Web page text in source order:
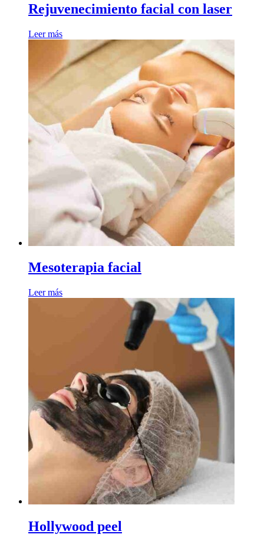
Rejuvenecimiento facial con laser
Leer más
Mesoterapia facial
Leer más
Hollywood peel